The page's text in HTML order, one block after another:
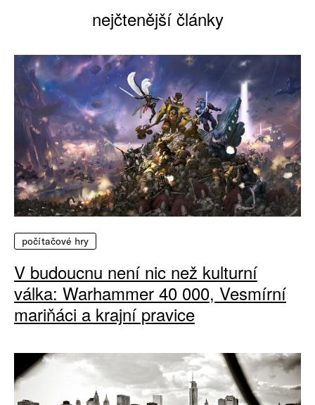
nejčtenější články
počítačové hry
V budoucnu není nic než kulturní
válka: Warhammer 40 000, Vesmírní
mariňáci a krajní pravice